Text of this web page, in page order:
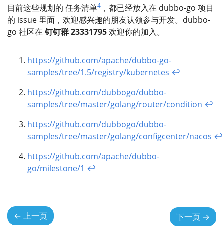
目前这些规划的 任务清单4 ，都已经放入在 dubbo-go 项目
的 issue 里面，欢迎感兴趣的朋友认领参与开发。dubbo-
go 社区在钉钉群 23331795欢迎你的加入。
https://github.com/apache/dubbo-go-
samples/tree/1.5/registry/kubernetes ↩︎
https://github.com/dubbogo/dubbo-
samples/tree/master/golang/router/condition ↩︎
https://github.com/dubbogo/dubbo-
samples/tree/master/golang/configcenter/nacos ↩︎
https://github.com/apache/dubbo-
go/milestone/1 ↩︎
← 上一页 下一页 →